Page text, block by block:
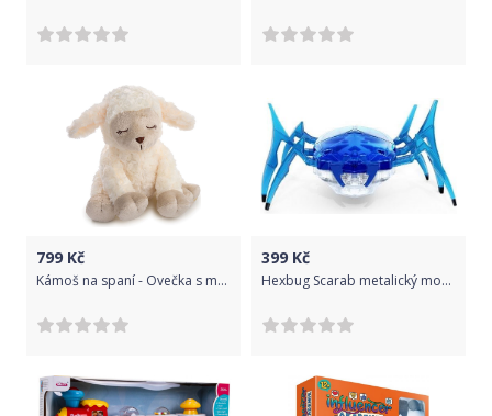
799 Kč
Kámoš na spaní - Ovečka s melodiemi 06586
399 Kč
Hexbug Scarab metalický modrá